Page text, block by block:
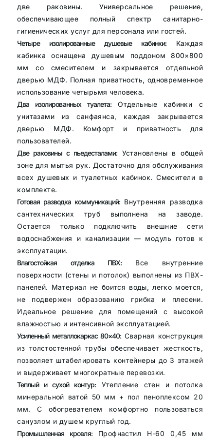
две раковины. Универсальное решение,
обеспечивающее полный спектр санитарно-
гигиенических услуг для персонала или гостей.
Четыре изолированные душевые кабинки:Каждая
кабинка оснащена душевым поддоном 800×800
мм со смесителем и закрывается отдельной
дверью МДФ. Полная приватность, одновременное
использование четырьмя человека.
Два изолированных туалета:Отдельные кабинки с
унитазами из санфаянса, каждая закрывается
дверью МДФ. Комфорт и приватность для
пользователей.
Две раковины с пьедесталами: Установлены в общей
зоне для мытья рук. Достаточно для обслуживания
всех душевых и туалетных кабинок. Смесители в
комплекте.
Готовая разводка коммуникаций: Внутренняя разводка
сантехнических труб выполнена на заводе.
Остается только подключить внешние сети
водоснабжения и канализации — модуль готов к
эксплуатации.
Влагостойкая отделка ПВХ:Все внутренние
поверхности (стены и потолок) выполнены из ПВХ-
панелей. Материал не боится воды, легко моется,
не подвержен образованию грибка и плесени.
Идеальное решение для помещений с высокой
влажностью и интенсивной эксплуатацией.
Усиленный металлокаркас 80×40: Сварная конструкция
из толстостенной трубы обеспечивает жесткость,
позволяет штабелировать контейнеры до 3 этажей
и выдерживает многократные перевозки.
Теплый и сухой контур: Утепление стен и потолка
минеральной ватой 50 мм + пол пеноплексом 20
мм. С обогревателем комфортно пользоваться
санузлом и душем круглый год.
Промышленная кровля:Профнастил Н-60 0,45 мм